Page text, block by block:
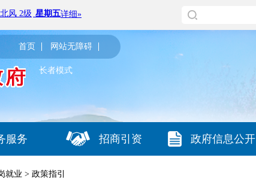
首页 网站无障碍
长者模式
服务 招商引资 政府信息公开
就业 > 政策指引